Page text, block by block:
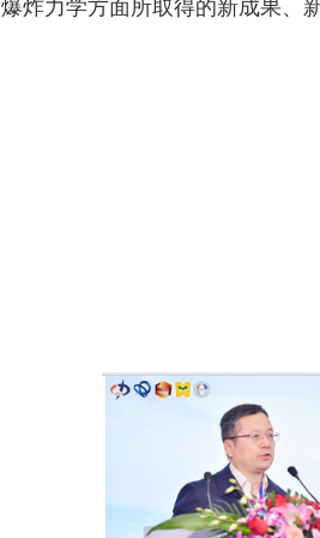
爆炸力学方面所取得的新成果、